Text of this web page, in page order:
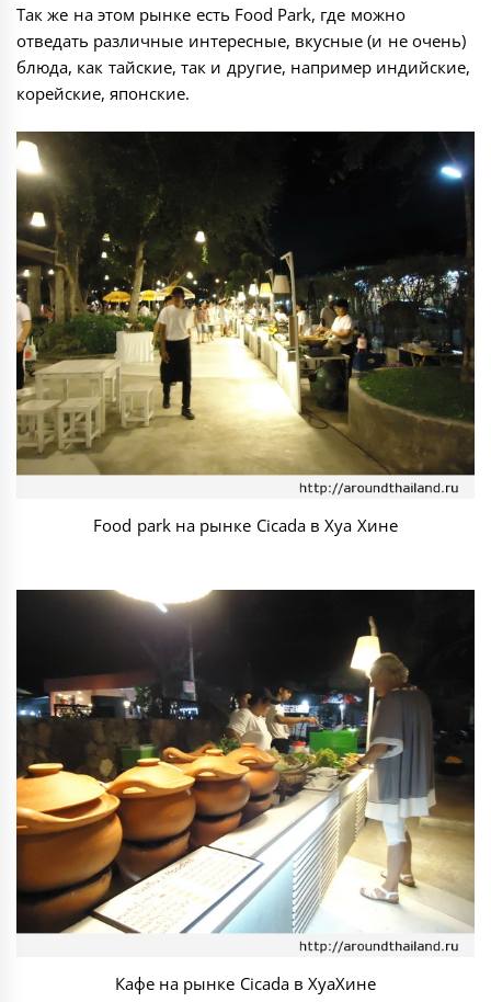
Так же на этом рынке есть Food Park, где можно
отведать различные интересные, вкусные (и не очень)
блюда, как тайские, так и другие, например индийские,
корейские, японские.
Food park на рынке Cicada в Хуа Хине
Кафе на рынке Cicada в ХуаХине